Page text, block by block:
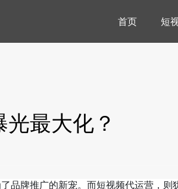
首页 短
最大化？
品牌推广的新宠。而短视频代运营，